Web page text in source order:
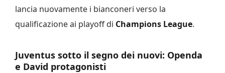
lancia nuovamente i bianconeri verso la
qualificazione ai playoff di Champions League.
Juventus sotto il segno dei nuovi: Openda
e David protagonisti